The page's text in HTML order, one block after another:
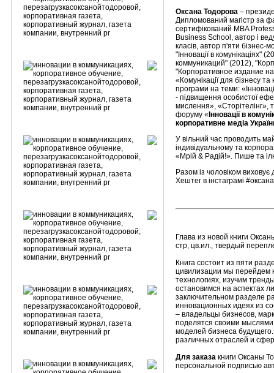
Оксана Тодорова –
Дипломований магістр за
сертифікований MBA
Business School, автор і
класів, автор п'яти бізнес-
"Інновації в комунікаціях"
коммуникаций" (2012),
"Корпоративное издание
«Комунікації для бізнесу
програми на теми:
- підвищення особистої
мислення», «Сторітелінг»,
форуму « Інновації в
корпоративне медіа
У вільний час проводить
індивідуальному та
«Мрій & Радій!». Пише та
Разом із чоловіком
Хештег в інстаграмі
Глава из новой книги
стр, цв.ил., твердый
Книга состоит из пяти
цивилизации мы перейдем
технологиях, изучим
остановимся на аспектах
заключительном разделе
инновационных идеях из
– владельцы бизнесов,
поделятся своими мыслями
моделей бизнеса
различных отраслей и
Для заказа книги Оксаны
персональной подписью